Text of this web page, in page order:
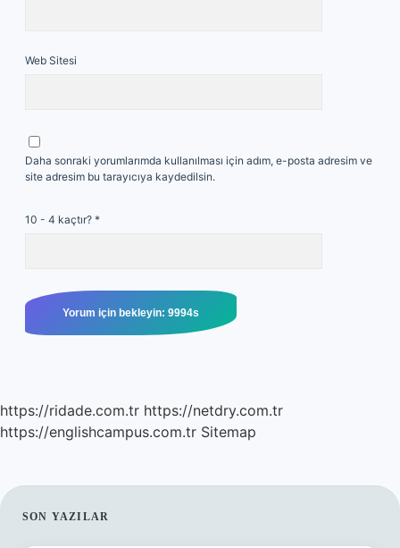
Web Sitesi
Daha sonraki yorumlarımda kullanılması için adım, e-posta adresim ve
site adresim bu tarayıcıya kaydedilsin.
10 - 4 kaçtır? *
https://ridade.com.tr https://netdry.com.tr
https://englishcampus.com.tr Sitemap
SIDEBAR
SON YAZILAR